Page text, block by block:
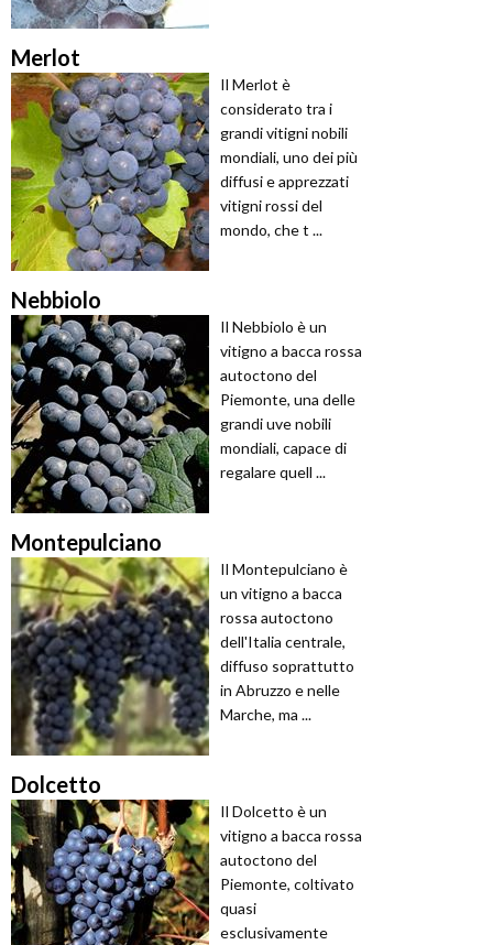
Merlot
Il Merlot è
considerato tra i
grandi vitigni nobili
mondiali, uno dei più
diffusi e apprezzati
vitigni rossi del
mondo, che t ...
Nebbiolo
Il Nebbiolo è un
vitigno a bacca rossa
autoctono del
Piemonte, una delle
grandi uve nobili
mondiali, capace di
regalare quell ...
Montepulciano
Il Montepulciano è
un vitigno a bacca
rossa autoctono
dell'Italia centrale,
diffuso soprattutto
in Abruzzo e nelle
Marche, ma ...
Dolcetto
Il Dolcetto è un
vitigno a bacca rossa
autoctono del
Piemonte, coltivato
quasi
esclusivamente